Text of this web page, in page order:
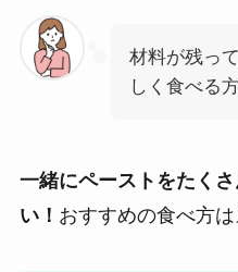
材料が残っ
しく食べる
一緒にペーストをたく
い！ おすすめの食べ方は